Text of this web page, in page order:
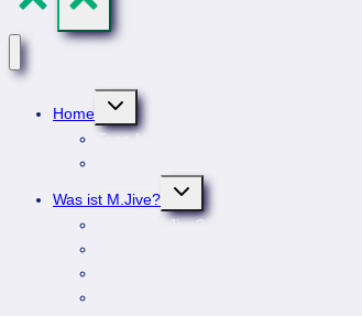
Home
Untermenü
Tanz-News und Beiträge
Was ist M.Jive?
Untermenü
Warum M.Jive?